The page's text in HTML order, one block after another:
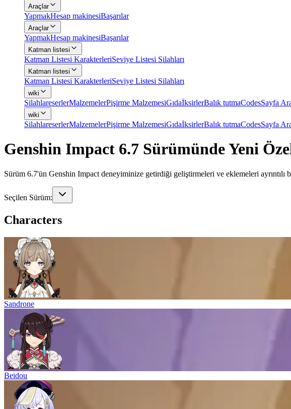
Araçlar
YapmakHesap makinesiBaşarılar
Araçlar
YapmakHesap makinesiBaşarılar
Katman listesi
Katman Listesi KarakterleriSeviye Listesi Silahları
Katman listesi
Katman Listesi KarakterleriSeviye Listesi Silahları
wiki
SilahlareserlerMalzemelerPişirme MalzemesiGıdaİksirlerBalık tutmaCodesSayfa
wiki
SilahlareserlerMalzemelerPişirme MalzemesiGıdaİksirlerBalık tutmaCodesSayfa
Genshin Impact 6.7 Sürümünde Yeni
Sürüm 6.7'ün Genshin Impact deneyiminize getirdiği geliştirmeleri ve eklemeleri
Seçilen Sürüm:
Characters
Sandrone
Beidou